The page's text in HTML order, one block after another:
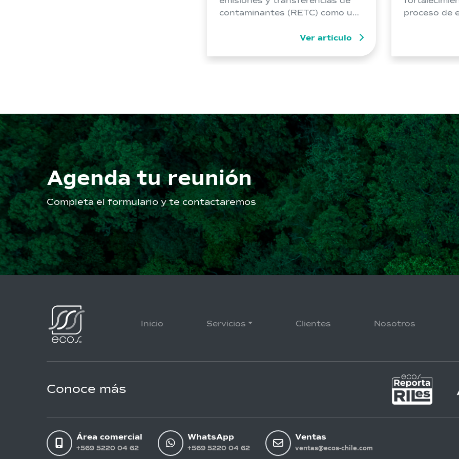
contaminantes (RETC) como una
cambió. El RETC se consolidó
Ver artículo
proceso de
CRAMSA
iniciativa
CRAMSA
Agenda tu reunión
Completa el formulario y te contactaremos
Inicio Servicios Clientes Nosotros
Conoce más
Área comercial
+569 5220 04 62
WhatsApp
+569 5220 04 62
Ventas
ventas@ecos-chile.com